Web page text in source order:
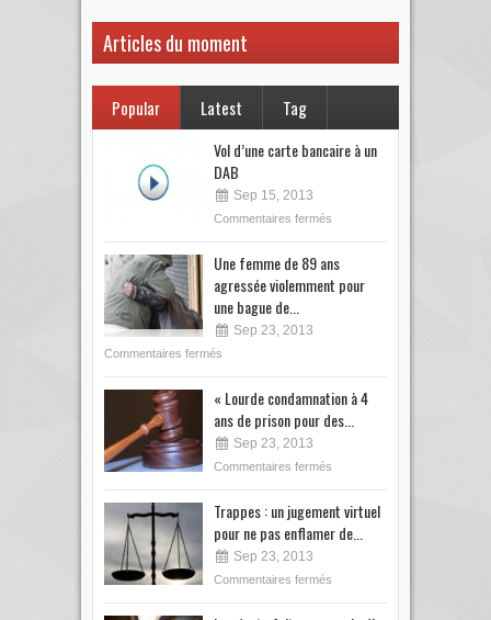
Articles du moment
Popular Latest Tag
Vol d’une carte bancaire à un
DAB
Sep 15, 2013
Commentaires fermés
Une femme de 89 ans
agressée violemment pour
une bague de...
Sep 23, 2013
Commentaires fermés
« Lourde condamnation à 4
ans de prison pour des...
Sep 23, 2013
Commentaires fermés
Trappes : un jugement virtuel
pour ne pas enflamer de...
Sep 23, 2013
Commentaires fermés